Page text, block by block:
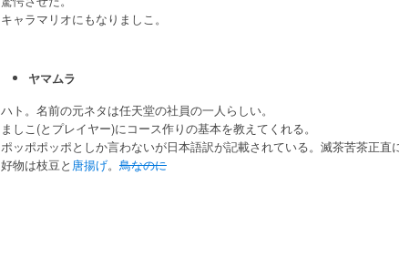
キャラマリオにもなりましこ。
ヤマムラ
ハト。名前の元ネタは任天堂の社員の一人らしい。
ましこ(とプレイヤー)にコース作りの基本を教えてくれる。
ポッポポッポとしか言わないが日本語訳が記載されている。滅茶苦茶正直
好物は枝豆と 唐揚げ。 鳥なのに